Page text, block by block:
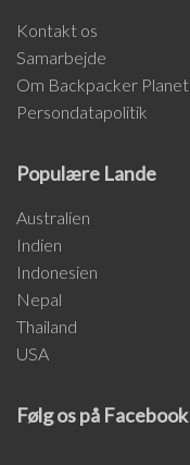
Kontakt os
Samarbejde
Om Backpacker Planet
Persondatapolitik
Populære Lande
Australien
Indien
Indonesien
Nepal
Thailand
USA
Følg os på Facebook